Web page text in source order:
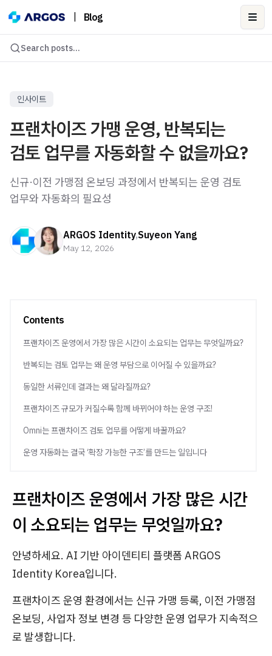
Blog
Search posts...
인사이트
프랜차이즈 가맹 운영, 반복되는
검토 업무를 자동화할 수 없을까요?
신규·이전 가맹점 온보딩 과정에서 반복되는 운영 검토
업무와 자동화의 필요성
ARGOS Identity,Suyeon Yang
May 12, 2026
Contents
프랜차이즈 운영에서 가장 많은 시간이 소요되는 업무는 무엇일까요?
반복되는 검토 업무는 왜 운영 부담으로 이어질 수 있을까요?
동일한 서류인데 결과는 왜 달라질까요?
프랜차이즈 규모가 커질수록 함께 바뀌어야 하는 운영 구조!
Omni는 프랜차이즈 검토 업무를 어떻게 바꿀까요?
운영 자동화는 결국 ‘확장 가능한 구조’를 만드는 일입니다
프랜차이즈 운영에서 가장 많은 시간
이 소요되는 업무는 무엇일까요?
안녕하세요. AI 기반 아이덴티티 플랫폼 ARGOS
Identity Korea입니다.
프랜차이즈 운영 환경에서는 신규 가맹 등록, 이전 가맹점
온보딩, 사업자 정보 변경 등 다양한 운영 업무가 지속적으
로 발생합니다.